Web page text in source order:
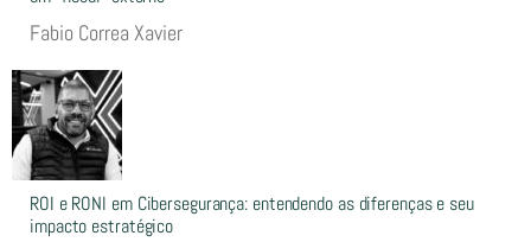
Fabio Correa Xavier
ROI e RONI em Cibersegurança: entendendo as diferenças e seu
impacto estratégico